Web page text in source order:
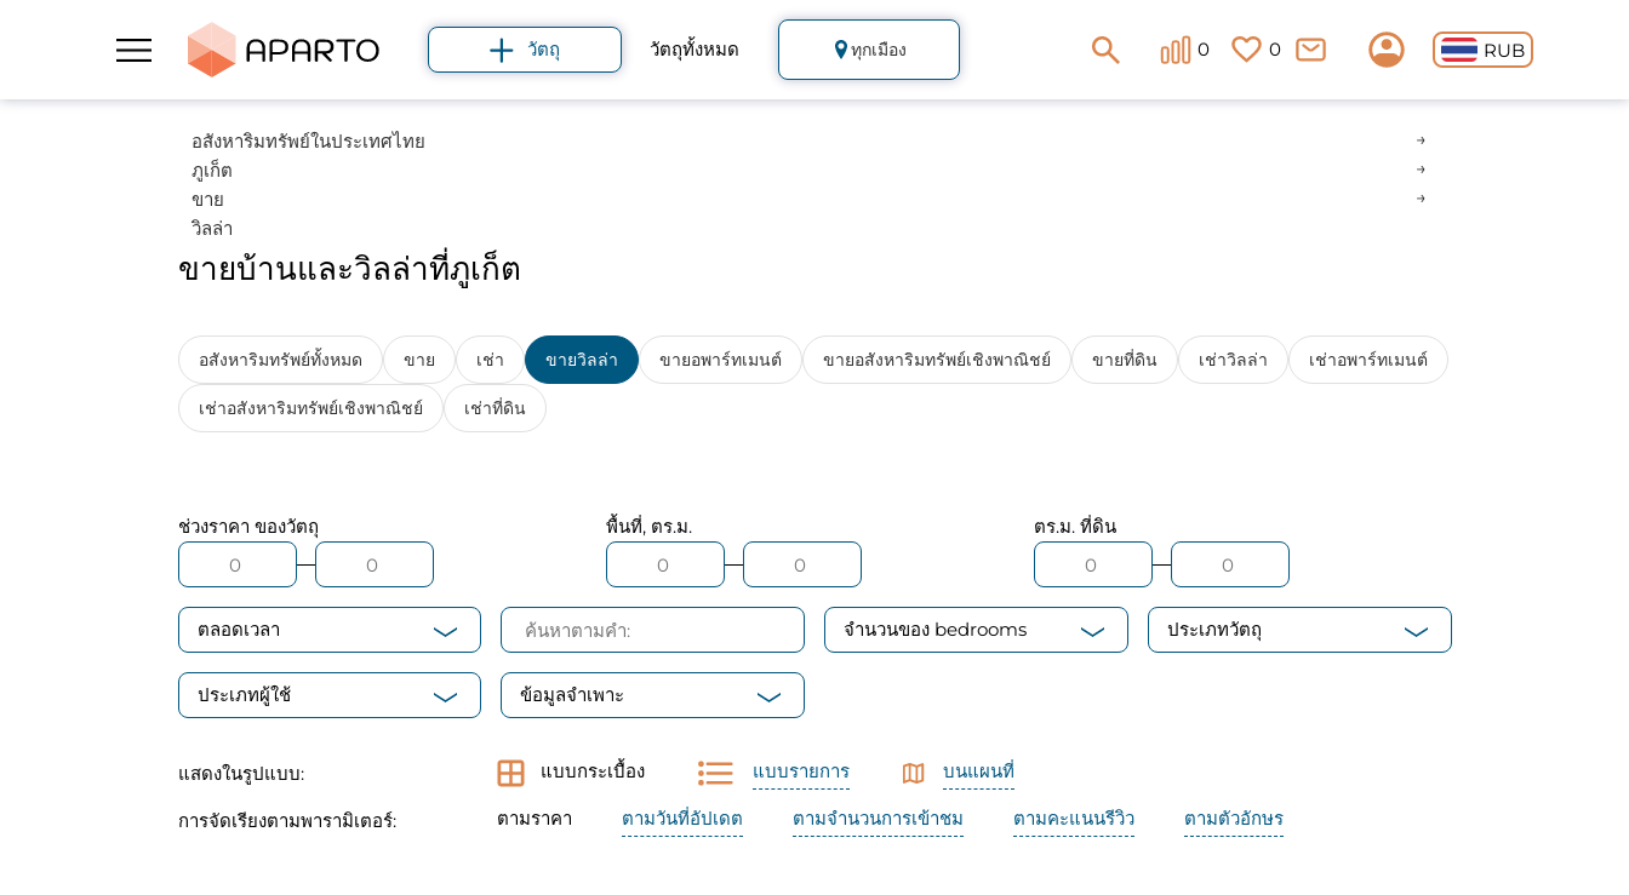
วัตถุ วัตถุทั้งหมด ทุกเมือง 0 0 RUB
อสังหาริมทรัพย์ในประเทศไทย
ภูเก็ต
ขาย
วิลล่า
ขายบ้านและวิลล่าที่ภูเก็ต
อสังหาริมทรัพย์ทั้งหมด ขาย เช่า ขายวิลล่า ขายอพาร์ทเมนต์ ขายอสังหาริมทรัพย์เชิงพาณิชย์ ขายที่ดิน เช่าวิลล่า เช่าอพาร์ทเมนต์
เช่าอสังหาริมทรัพย์เชิงพาณิชย์ เช่าที่ดิน
ช่วงราคา ของวัตถุ พื้นที่, ตร.ม. ตร.ม. ที่ดิน
ตลอดเวลา จำนวนของ bedrooms ประเภทวัตถุ
ประเภทผู้ใช้ ข้อมูลจำเพาะ
แสดงในรูปแบบ: แบบกระเบื้อง แบบรายการ บนแผนที่
การจัดเรียงตามพารามิเตอร์: ตามราคา ตามวันที่อัปเดต ตามจำนวนการเข้าชม ตามคะแนนรีวิว ตามตัวอักษร